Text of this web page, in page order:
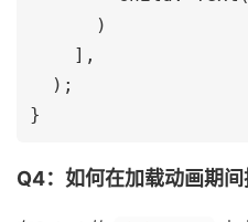
      )
    ],
  );
Q4：如何在加载动画期间